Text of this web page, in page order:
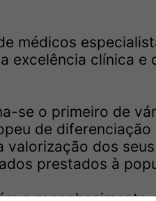
médicos
excelência clínica e
se o primeiro de
de
dos
prestados à